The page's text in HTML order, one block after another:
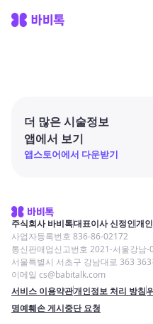
더 많은 시술정보
앱에서 보기
앱스토어에서 다운받기
주식회사 바비톡대표이사 신정인개
사업자등록번호 836-86-02172
통신판매업신고번호 2021-서울강남-
서울특별시 서초구 강남대로 363
이메일 cs@babitalk.com
서비스 이용약관개인정보 처리 방침
명예훼손 게시중단 요청